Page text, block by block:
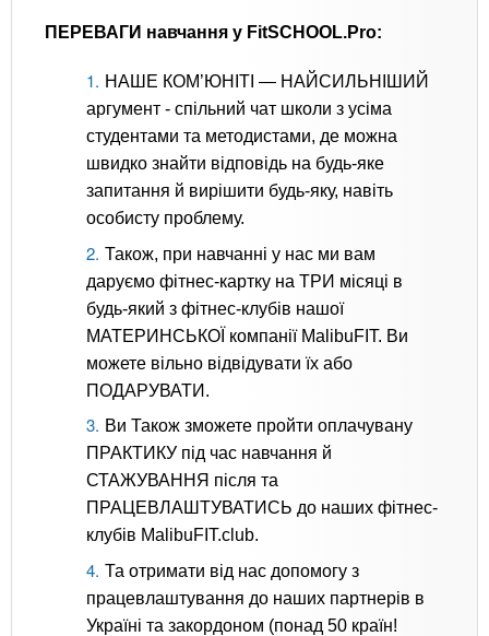
ПЕРЕВАГИ навчання у FitSCHOOL.Pro:
НАШЕ КОМ’ЮНІТІ — НАЙСИЛЬНІШИЙ
аргумент - спільний чат школи з усіма
студентами та методистами, де можна
швидко знайти відповідь на будь-яке
запитання й вирішити будь-яку, навіть
особисту проблему.
Також, при навчанні у нас ми вам
даруємо фітнес-картку на ТРИ місяці в
будь-який з фітнес-клубів нашої
МАТЕРИНСЬКОЇ компанії MalibuFIT. Ви
можете вільно відвідувати їх або
ПОДАРУВАТИ.
Ви Також зможете пройти оплачувану
ПРАКТИКУ під час навчання й
СТАЖУВАННЯ після та
ПРАЦЕВЛАШТУВАТИСЬ до наших фітнес-
клубів MalibuFIT.club.
Та отримати від нас допомогу з
працевлаштування до наших партнерів в
Україні та закордоном (понад 50 країн!